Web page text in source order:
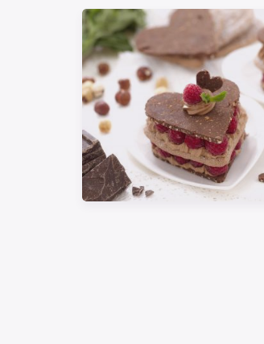
Dernieres recettes
IT Website
Instagram